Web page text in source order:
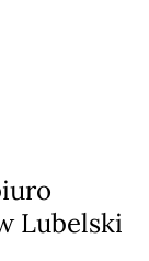
Lubelski